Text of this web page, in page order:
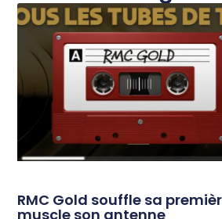
RMC Gold souffle sa
muscle son antenne